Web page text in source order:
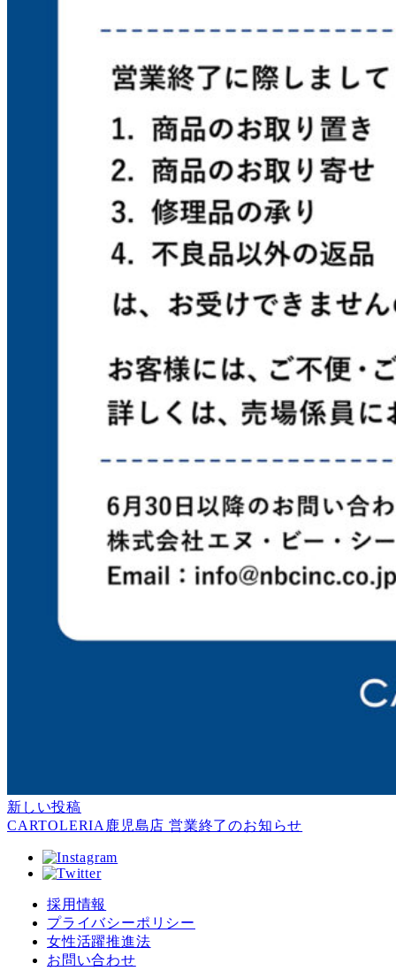
新しい投稿
CARTOLERIA鹿児島店 営業終了のお知らせ
採用情報
プライバシーポリシー
女性活躍推進法
お問い合わせ